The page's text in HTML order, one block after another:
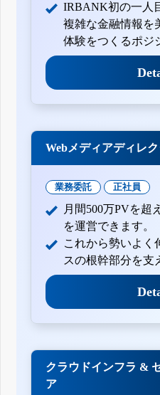
IRBANK初の一人
複雑な金融情報を
体験をつくるポジ
Webメディアディレ
業務委託 正社員
月間500万PVを超
を運営できます。
これから勢いよく
スの根幹部分を支
クラウドインフラ &
ア